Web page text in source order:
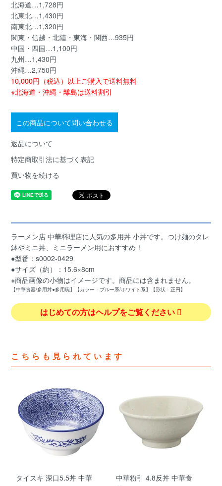
北海道…1,728円
北東北…1,430円
南東北…1,320円
関東・信越・北陸・東海・関西…935円
中国・四国…1,100円
九州…1,430円
沖縄…2,750円
10,000円（税込）以上ご購入で送料無料
※北海道・沖縄・離島は送料割引
この商品について問い合わせる
返品について
特定商取引法に基づく表記
買い物を続ける
ラーメン店 中華料理店に人気の多用丼 小丼です。つけ麺のタレ
鉢やミニ丼、ミニラーメン用におすすめ！
●型番：s0002-0429
●サイズ（約）：15.6×8cm
※商品画像の小物はイメージです。商品には含まれません。
【中華食器/多用丼●多用碗】【カラー：ブルー系/ホワイト系】【形状：正円】
はじめての方はヘルプをご覧ください
こちらも見られています
タイスキ 深口5.5丼 中華
中華粉引 4.8反丼 中華食